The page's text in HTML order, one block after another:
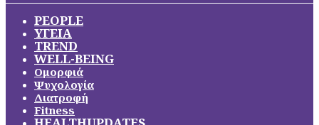
PEOPLE
ΥΓΕΙΑ
TREND
WELL-BEING
Ομορφιά
Ψυχολογία
Διατροφή
Fitness